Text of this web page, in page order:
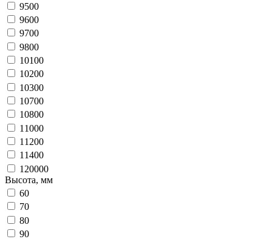
9500
9600
9700
9800
10100
10200
10300
10700
10800
11000
11200
11400
120000
Высота, мм
60
70
80
90